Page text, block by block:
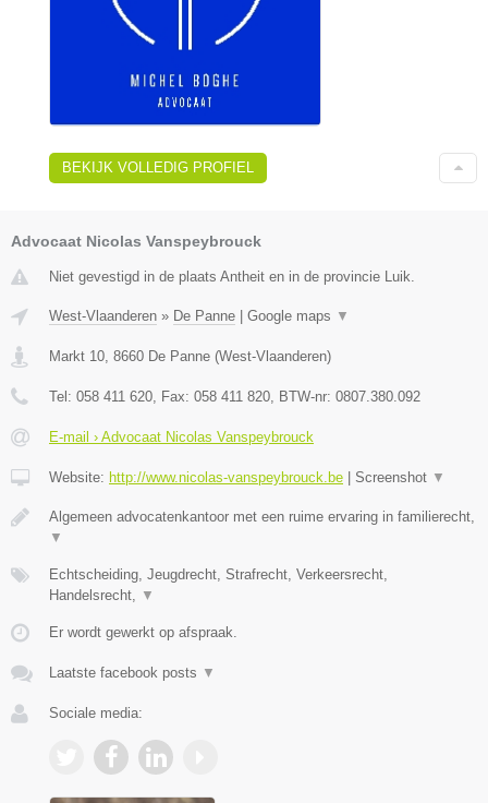
BEKIJK VOLLEDIG PROFIEL
Advocaat Nicolas Vanspeybrouck
Niet gevestigd in de plaats Antheit en in de provincie Luik.
West-Vlaanderen » De Panne Google maps ▼
Markt 10, 8660 De Panne (West-Vlaanderen)
Tel: 058 411 620, Fax: 058 411 820, BTW-nr: 0807.380.092
E-mail › Advocaat Nicolas Vanspeybrouck
Website: http://www.nicolas-vanspeybrouck.be Screenshot ▼
Algemeen advocatenkantoor met een ruime ervaring in familierecht,
▼
Echtscheiding, Jeugdrecht, Strafrecht, Verkeersrecht,
Handelsrecht, ▼
Er wordt gewerkt op afspraak.
Laatste facebook posts ▼
Sociale media: